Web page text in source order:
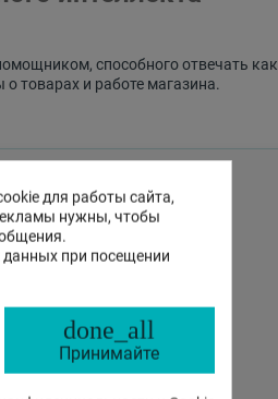
для работы сайта,
нужны, чтобы
данных при посещении
done_all
Принимайте
способного отвечать как
товарах и работе магазина.